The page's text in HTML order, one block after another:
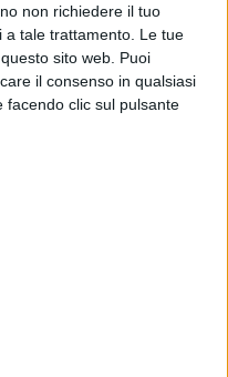
non richiedere il tuo
a tale trattamento. Le tue
sito web. Puoi
il consenso in qualsiasi
facendo clic sul pulsante
cittadini e politici tutti
trivelle
Elisabetta Pani candidata